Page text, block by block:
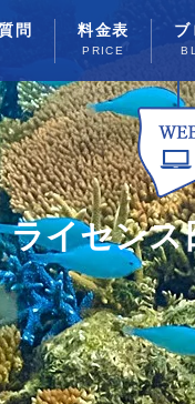
問 料金表
PRICE
ブ
ライセンス